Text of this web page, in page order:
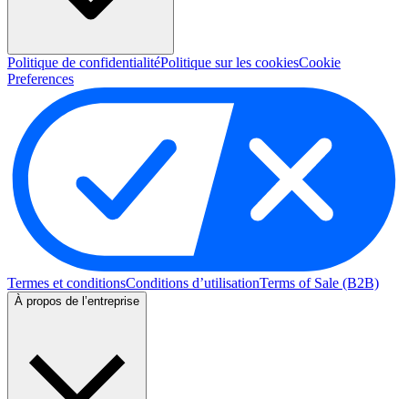
Politique de confidentialitéPolitique sur les cookiesCookie
Preferences
Termes et conditionsConditions d’utilisationTerms of Sale (B2B)
À propos de l’entreprise